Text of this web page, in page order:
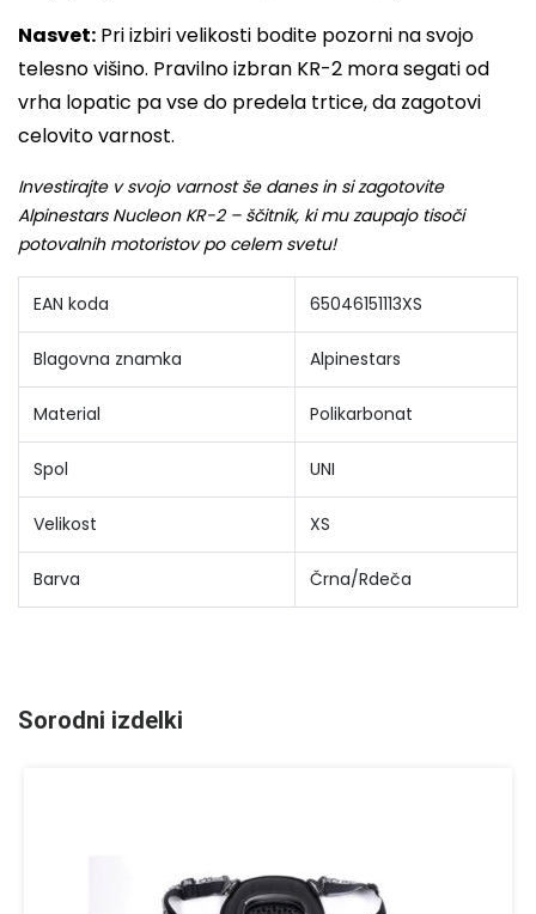
Nasvet: Pri izbiri velikosti bodite pozorni na svojo
telesno višino. Pravilno izbran KR-2 mora segati od
vrha lopatic pa vse do predela trtice, da zagotovi
celovito varnost.
Investirajte v svojo varnost še danes in si zagotovite
Alpinestars Nucleon KR-2 – ščitnik, ki mu zaupajo tisoči
potovalnih motoristov po celem svetu!
EAN koda 65046151113XS
Blagovna znamka Alpinestars
Material Polikarbonat
Spol UNI
Velikost XS
Barva Črna/Rdeča
Sorodni izdelki